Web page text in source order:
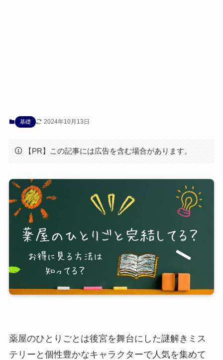
基礎 2024年10月13日
【PR】この記事には広告を含む場合があります。
薬屋のひとりごとは後宮を舞台にした謎解きミス
テリーと個性豊かなキャラクターで人気を集めて